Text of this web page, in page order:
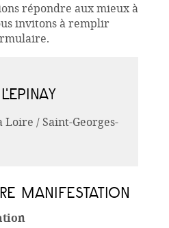
répondre aux mieux à
invitons à remplir
Loire / Saint-Georges-
MANIFESTATION